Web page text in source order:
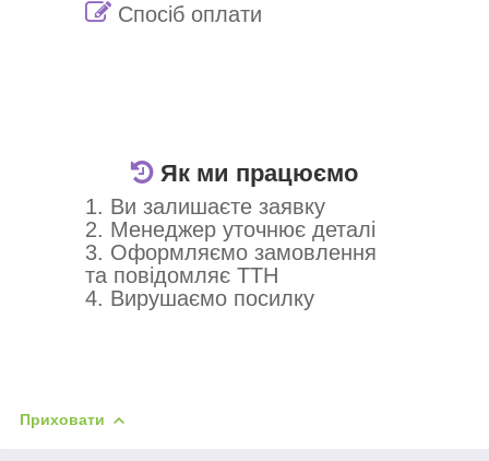
Як ми працюємо
1. Ви залишаєте заявку
2. Менеджер уточнює деталі
3. Оформляємо замовлення
та повідомляє ТТН
4. Вирушаємо посилку
Спосіб оплати
Приховати